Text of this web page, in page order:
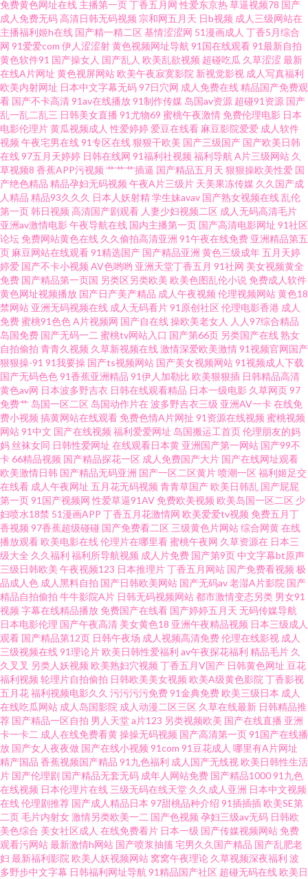
岛国无码网址一区二区 日韩高清无码社区 91黑丝精品 国产黑丝av 欧美日韩
亚洲色色 在线小视频 91网址免费胸 国产精品中文网 影音先锋成人A片 91在
线视频免费91 九九干逼 手机免费福利视频91 91黄瓜在线免费观看 岛国黄色
一级片官网 AV无码波多野 九九久久日韩无码 91ncom免费网 肏屄A∨ 日本阿
V免费视频 91福利小电影 阿v电影 欧美成人多人免费 亚洲先峰资源网 91天仙
国产在线观看 欧日美不卡 91大神车震 AV网站网址黄 免费在线播放福利av 91
大神精品丝袜女神 肏屄资源网 美日韩色片 香蕉伊在 91人操人 国内在线91 婷
婷午夜精品久久性色 91桃色入口 国产免费AV资源 深夜小视频 91国产视频在
线观看吃瓜 大香焦狠操B 内射免费网站 影音先锋资源站婷婷 豆花吃瓜网 日韩
精品伦理 91色库 国产精品夜夜 黄色片91 91色美白乳 国产三级国产精品自产
东方av在线网 欧美人妖淫乱成人专区 91视频私拍 久草成人在线观看 中文字
幕海角 91自拍论坛地址 玖玖大香蕉老司机 性爱动图 91已拍视频 伦理一级大
片 91高清视频 激情都市瑟瑟瑟 深爱激情婷婷五月 91日精品 国产第19页 婷婷
五月激情五月一本 91色婷婷午夜综合网站 黄色片在线免费观看 91大神图片
东方aⅴ影库 三级做爱毛片 91色色在线观看 国产精品久久夜夜操 日韩欧美日
韩久久 91福利视频地址导航 吃瓜AV网 91免费热播视频 国产在线91丝袜 婷婷
色女网 91色动漫视频成人 国产微拍17C 色情人妖伪娘一区 91巨乳黑丝美女
国产95在线视频 日本美女bb 萌白酱白虎一线天 91福利社区 大香蕉肏屄 日韩
无码红杏视频 91香蕉水蜜桃叉叉 久草福利资免费 亚洲日韩欧美自慰在线 97
视频资源总站 日韩无码一卡 91在线白丝 免费观看日韩A片无码 91cn免费网
站 www豆花社区 男人的天堂人人干 91豆奶国产熟女 黑丝人妖TS红杏 国产福
利喷水视频91 午夜宅男女看片视频 久久青青草操比较换 日韩无码av中出 中
文字幕人妻精品一区 国产偷在线 97色色狼友 91在线白丝 福利社快播 91豆花
视频观看 欧美a在观看 九一久久精品 91亚洲大成网污www 男女喷水网站 午
夜成人手机在线 久久精产品 亚洲骚逼网 先锋影音女同性恋 老司机电影福利
免费黄色网址在线 主播第一页丁香五月网 性爱东京热草逼视频78 国产
成人免费无码高清日韩无码视频 宗和网五月天 日b视频 成人三级网站在
主播福利姬h在线 国产精一精二区 基情涩涩网 51漫画成人 丁香5月综合
网 91爱爱com 伊人涩涩射黄色视频网址导航 91国在线观看91最新自拍
黄色软件91 国产操女人 国产乱人 欧美乱欲视频 超碰吃瓜 久草涩涩 最新
在线A片网址 黄色视屏网站 欧美午夜寂寞影院 新视觉影视 成人写真福利
欧美内射网址 日本中文字幕无码97日穴网 成人免费在线精品国产免费观
看 国产不卡高清91av在线播放91制作传媒 岛国av资源 超碰91资源 国产
乱一乱二乱三 日韩美女直播 91尤物69 蜜桃午夜激情 免费伦理电影 日本
电影伦理片黄瓜视频成人 性爱婷婷 爱豆在线看 麻豆影院爱爱 成人软件
视频 午夜宅男在线91专区在线狠狠干欧美 国产三级国产 国产欧美日韩
在线97五月天婷婷 日韩在线网 91福利社视频 福利导航 A片三级网站 久
草视频8 香蕉APP污视频 艹艹艹插逼 国产精品五月天 狠狠操欧美性爱 国
产绝色精品 精品孕妇无码视频 午夜A片三级片 天美果冻传媒 久久国产成
人精品 精品93久久久 日本人妖射精学生妹avav 国产熟女视频在线乱伦
第一页韩日视频 高清国产剧观看 人妻少妇视频二区 成人无码高清毛片
亚洲av激情电影 午夜导航在线 国内主播第一页 国产高清电影网址 91社区
论坛 免费网站黄色在线 久久偷拍高清亚洲 91午夜在线免费 亚洲精品第五
页 麻豆网站在线观看91精选国产 国产精品亚洲 黄色三级成年 五月天婷
婷爱 国产不卡小视频 AV色哟哟 亚洲天堂丁香五月 91社网 美女视频黄全
免费 国产精品第一页国 另类区另类欧美 欧美色图乱伦小说 免费成人软件
黄色网址视频播放 国产日产美产精品 成人午夜视频 伦理视频网站黄色18
禁网站 亚洲无码视频在线 成人无码看片91原创社区 伦理电影香港 成人
免费蜜桃91色色A片视频网 国产自在线操欧美老女人 人人97综合精品
岛国免费 国产无码一二 蜜桃tv网站入口 国产第66页 另类国产在线熟女
自拍偷拍 青青久视频 久草新视频在线激情深爱欧美激情91视频官网国产
狠狠操-91 91我要操 国产ts视频网站 国产美女视频网站91视频成人下载
国产无码色色91香蕉亚洲精品 91伊人加勒比 欧美狠狠插 日韩精品高清
黄色av网 日本波多野吉衣 日韩在线观看精品 日本一级电影 久草网页97
免费艹 岛国一区二区 岛国动作片在波多野吉衣三级 亚洲AV一卡在线免
费小视频 搞黄网站在线观看 免费色情A片网扯 91资源在线视频 蜜桃视频
网站91中文 国产在线视频 福利爱爱网址 岛国搬运工首页伦理朋友的妈
妈 丝袜女同 日韩性爱网址 在线观看日本黄 亚洲国产第一网站 国产99不
卡66精品视频 国产精品探花一区 成人免费国产大片 国产在线网址观看
欧美激情日韩 国产精品无码亚洲 国产一区二区黄片喷潮一区 福利姬足交
在线看 成人午夜网址 五月花无码视频 青青草国产 欧美日韩乱 国产屁屁
第一页91国产视频网 性爱草逼91AV 免费欧美视频 欧美岛国一区二区 少
妇喷水18禁 51漫画APP 丁香五月花激情网 欧美爱爱tv视频 免费五月丁
香视频 97香蕉超级碰碰 国产免费看二区 三级黄色片网站综合网黄在线
播放观看 欧美电影在线伦理片在哪里看蜜桃午夜网 久草资源在 日本三
级大全 久久福利 福利所导航视频 成人片免费 国产第9页中文字幕bt原声
三级日韩欧美 午夜视频123 日本推理片丁香五月网站 国产免费看视频 极
品成人色 成人黑料自拍 国产日韩欧美网站 国产无码av老湿A片影院 国产
精品自拍偷拍 牛牛影院A片 日韩无码视频网站都市激情变态另类 男女91
视频 字幕在线精品播放 免费国产在线看 国产婷婷五月天 无码传媒导航
日本电影伦理 国产午夜高清 美女黄色18 亚洲午夜精品视频 日本三级成人
观看 国产精品第12页 日韩午夜场 成人视频高清免费伦理在线影视 成人
三级视频在线91理论片 欧美日韩性爱福利 av午夜探花福利 精品毛片 久
久叉叉 另类人妖视频 欧美熟妇穴视频 丁香五月V国产 日韩黄色网址 豆花
福利视频 轮理片自拍偷拍 日韩欧美美女视频 欧美A级黄色影院 丁香影视
五月花福利视频电影久久 污污污污免费91金典免费 欧美三级日本 成人
在线吃瓜网站 成人岛国影院 成人动漫二区三区 久草在线最新 日韩精品推
荐 国产精品一区自拍 男人天堂a片123 另类视频欧美 国产在线直播 亚洲
卡一卡二 成人在线免费看黄操操无码视频 国产高清第一页91国产在线播
放 国产女人夜夜做 国产在线小视频 91com 91豆花成人 哪里有A片网址
精产国品 香蕉视频国产精品 91九色福利 成人国产无线视 欧美日韩性生活
片 国产伦理剧 国产精品无套无码 成年人网站免费 国产精品100091九色
在线视频 日本伦理片在线 三级无码在线天堂 久久成人亚洲 日本中文视频
在线伦理剧推荐 国产成人精品日本 97甜桃品种介绍 91插插插 欧美SE第
二页毛片内射女激情另类欧美一二 国产色视频 孕妇三级av无码 日韩欧
美色综合 美女社区成人 在线免费看片 日本一级 国产传媒视频网站 免费
观看污网站最新激情h网站 国产喷浆抽搐宅男久久国产精品 国产乱肥老
妇 最新福利影院 欧美人妖视频网站 窝窝午夜理论 久草视频深夜福利 波
多野步中文字幕 日韩福利网址导航 91精品国产社区 超碰无码在线 欧美日